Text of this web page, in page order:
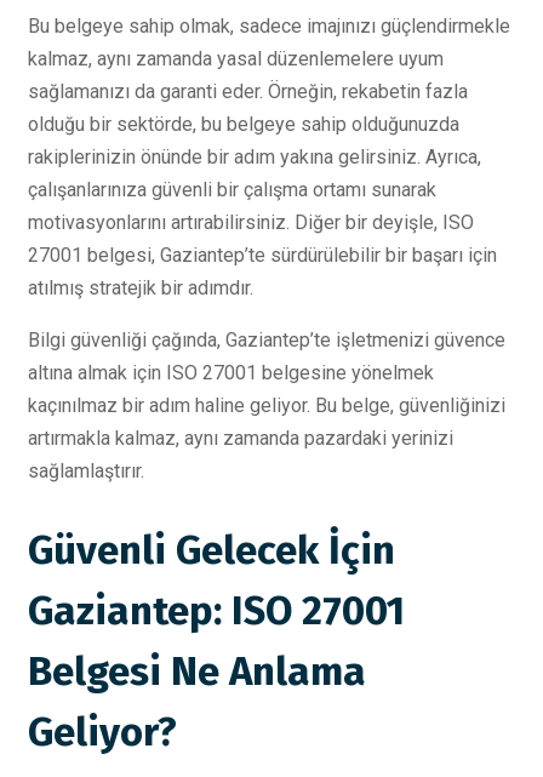
Bu belgeye sahip olmak, sadece imajınızı güçlendirmekle
kalmaz, aynı zamanda yasal düzenlemelere uyum
sağlamanızı da garanti eder. Örneğin, rekabetin fazla
olduğu bir sektörde, bu belgeye sahip olduğunuzda
rakiplerinizin önünde bir adım yakına gelirsiniz. Ayrıca,
çalışanlarınıza güvenli bir çalışma ortamı sunarak
motivasyonlarını artırabilirsiniz. Diğer bir deyişle, ISO
27001 belgesi, Gaziantep’te sürdürülebilir bir başarı için
atılmış stratejik bir adımdır.
Bilgi güvenliği çağında, Gaziantep’te işletmenizi güvence
altına almak için ISO 27001 belgesine yönelmek
kaçınılmaz bir adım haline geliyor. Bu belge, güvenliğinizi
artırmakla kalmaz, aynı zamanda pazardaki yerinizi
sağlamlaştırır.
Güvenli Gelecek İçin
Gaziantep: ISO 27001
Belgesi Ne Anlama
Geliyor?